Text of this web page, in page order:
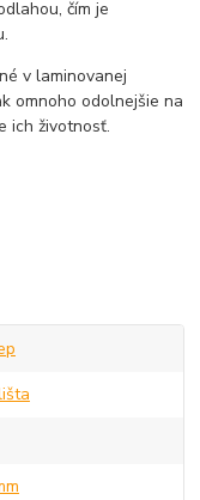
čím je
v laminovanej
omnoho odolnejšie na
ich životnosť.